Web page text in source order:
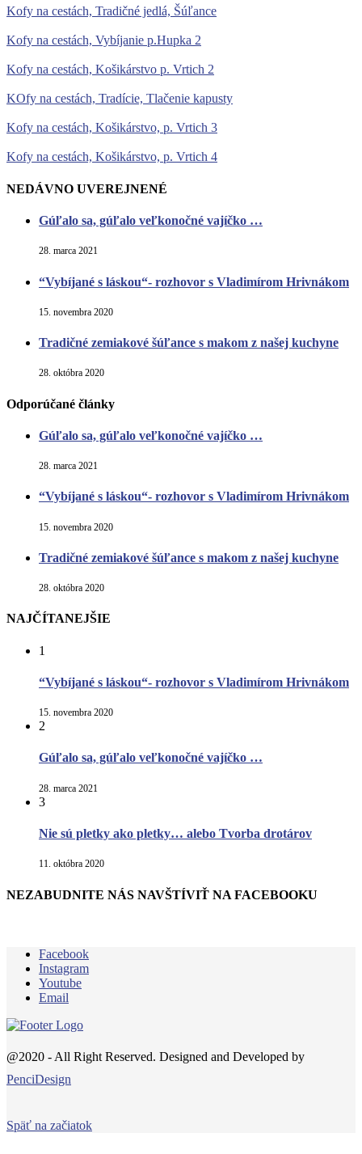
Kofy na cestách, Tradičné jedlá, Šúľance
Kofy na cestách, Vybíjanie p.Hupka 2
Kofy na cestách, Košikárstvo p. Vrtich 2
KOfy na cestách, Tradície, Tlačenie kapusty
Kofy na cestách, Košikárstvo, p. Vrtich 3
Kofy na cestách, Košikárstvo, p. Vrtich 4
NEDÁVNO UVEREJNENÉ
Gúľalo sa, gúľalo veľkonočné vajíčko …
28. marca 2021
“Vybíjané s láskou“- rozhovor s Vladimírom Hrivnákom
15. novembra 2020
Tradičné zemiakové šúľance s makom z našej kuchyne
28. októbra 2020
Odporúčané články
Gúľalo sa, gúľalo veľkonočné vajíčko …
28. marca 2021
“Vybíjané s láskou“- rozhovor s Vladimírom Hrivnákom
15. novembra 2020
Tradičné zemiakové šúľance s makom z našej kuchyne
28. októbra 2020
NAJČÍTANEJŠIE
1
“Vybíjané s láskou“- rozhovor s Vladimírom Hrivnákom
15. novembra 2020
2
Gúľalo sa, gúľalo veľkonočné vajíčko …
28. marca 2021
3
Nie sú pletky ako pletky… alebo Tvorba drotárov
11. októbra 2020
NEZABUDNITE NÁS NAVŠTÍVIŤ NA FACEBOOKU
Facebook
Instagram
Youtube
Email
@2020 - All Right Reserved. Designed and Developed by
PenciDesign
Späť na začiatok